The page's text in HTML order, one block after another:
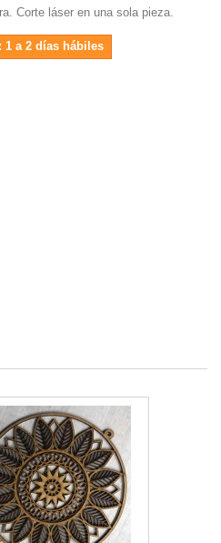
Corte láser en una sola pieza.
1 a 2 días hábiles